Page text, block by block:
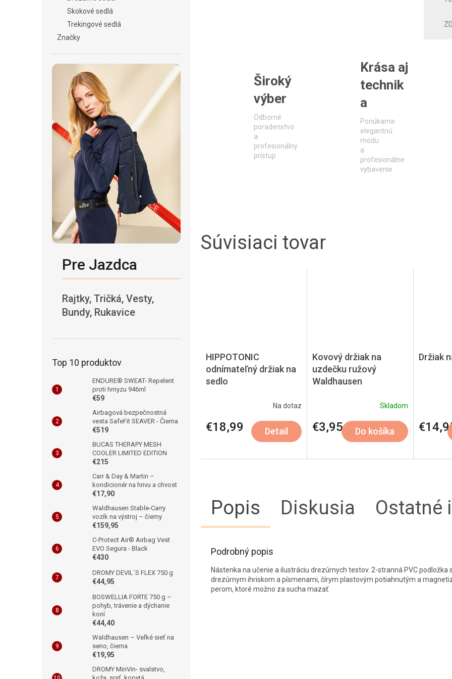
Skokové sedlá
Trekingové sedlá
Značky
Pre Jazdca
Rajtky, Tričká, Vesty,
Bundy, Rukavice
Top 10 produktov
ENDURE® SWEAT- Repelent
proti hmyzu 946ml
€59
Airbagová bezpečnostná
vesta SafeFit SEAVER - Čierna
€519
BUCAS THERAPY MESH
COOLER LIMITED EDITION
€215
Carr & Day & Martin –
kondicionér na hrivu a chvost
€17,90
Waldhausen Stable-Carry
vozík na výstroj – čierny
€159,95
C-Protect Air® Airbag Vest
EVO Segura - Black
€430
DROMY DEVIL´S FLEX 750 g
€44,95
BOSWELLIA FORTE 750 g –
pohyb, trávenie a dýchanie
koní
€44,40
Waldhausen – Veľké sieť na
seno, čierna
€19,95
DROMY MinVin- svalstvo,
Široký
výber
Odborné
poradenstvo
a
profesionálny
prístup
Krása aj
technik
a
Ponúkame
elegantnú
módu
a
profesionálne
vybavenie
Súvisiaci tovar
HIPPOTONIC
odnímateľný držiak na
sedlo
Na dotaz
€18,99 Detail
Kovový držiak na
uzdečku ružový
Waldhausen
Skladom
€3,95 Do košíka
Držiak
Popis Diskusia Ostatné
Podrobný popis
Nástenka na učenie a ilustráciu drezúrnych testov. 2-stranná PVC podložka
drezúrnym ihriskom a písmenami, čírym plastovým potiahnutým a
perom, ktoré možno za sucha mazať.